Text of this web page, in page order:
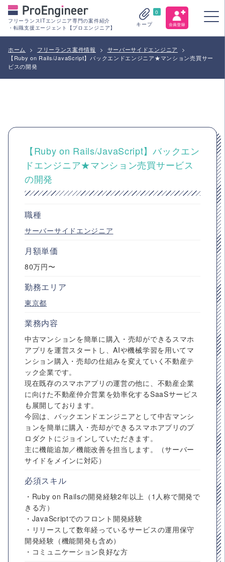
フリーランスITエンジニア専門の案件紹介
・転職支援エージェント【プロエンジニア】
0
キープ
ホーム > フリーランス案件情報 > サーバーサイドエンジニア
>
【Ruby on Rails/JavaScript】バックエンドエンジニア★マンション売買サー
ビスの開発
【Ruby on Rails/JavaScript】バックエン
ドエンジニア★マンション売買サービス
の開発
職種
サーバーサイドエンジニア
月額単価
80万円〜
勤務エリア
東京都
業務内容
中古マンションを簡単に購入・売却ができるスマホ
アプリを運営スタートし、AIや機械学習を用いてマ
ンション購入・売却の仕組みを変えていく不動産テ
ック企業です。
現在既存のスマホアプリの運営の他に、不動産企業
に向けた不動産仲介営業を効率化するSaaSサービス
も展開しております。
今回は、バックエンドエンジニアとして中古マンシ
ョンを簡単に購入・売却ができるスマホアプリのプ
ロダクトにジョインしていただきます。
主に機能追加／機能改善を担当します。（サーバー
サイドをメインに対応）
必須スキル
・Ruby on Railsの開発経験2年以上（1人称で開発で
きる方）
・JavaScriptでのフロント開発経験
・リリースして数年経っているサービスの運用保守
開発経験（機能開発も含め）
・コミュニケーション良好な方